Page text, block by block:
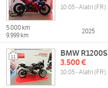
10:05 - Alatri (FR)
5.000 km
9.999 km
2025
11
BMW R1200S
3.500 €
10:05 - Alatri (FR)